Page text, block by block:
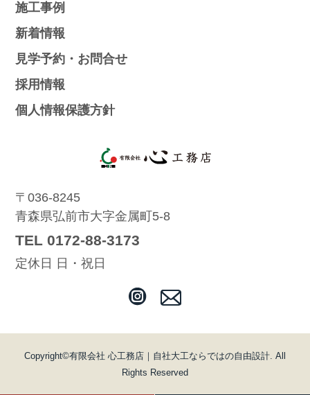
施工事例
新着情報
見学予約・お問合せ
採用情報
個人情報保護方針
〒036-8245
青森県弘前市大字金属町5-8
TEL 0172-88-3173
定休日 日・祝日
Copyright©有限会社 心工務店｜自社大工ならではの自由設計. All
Rights Reserved